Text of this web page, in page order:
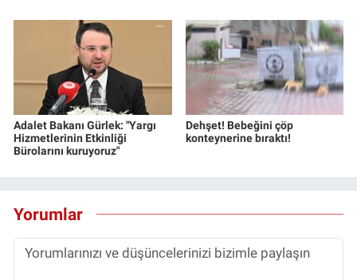
Adalet Bakanı Gürlek: "Yargı
Hizmetlerinin Etkinliği
Bürolarını kuruyoruz"
Dehşet! Bebeğini çöp
konteynerine bıraktı!
Yorumlar
Canlı Yayın